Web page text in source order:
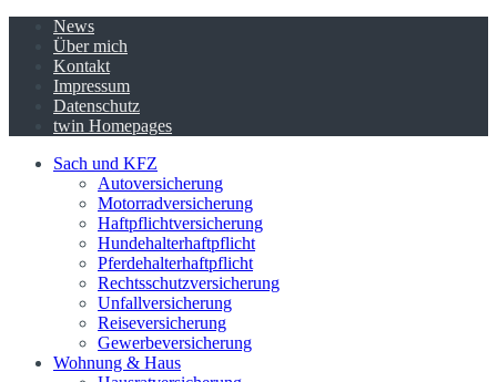
News
Über mich
Kontakt
Impressum
Datenschutz
twin Homepages
Sach und KFZ
Autoversicherung
Motorradversicherung
Haftpflichtversicherung
Hundehalterhaftpflicht
Pferdehalterhaftpflicht
Rechtsschutzversicherung
Unfallversicherung
Reiseversicherung
Gewerbeversicherung
Wohnung & Haus